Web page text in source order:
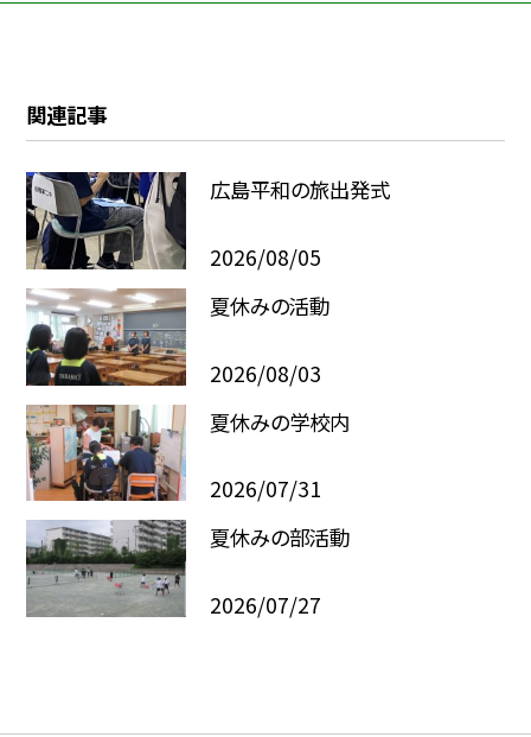
関連記事
広島平和の旅出発式
2026/08/05
夏休みの活動
2026/08/03
夏休みの学校内
2026/07/31
夏休みの部活動
2026/07/27